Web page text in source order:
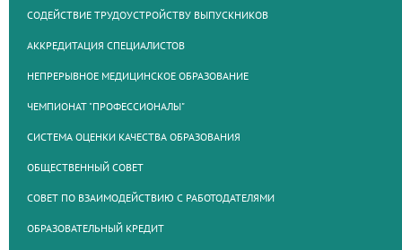
СОДЕЙСТВИЕ ТРУДОУСТРОЙСТВУ ВЫПУСКНИКОВ
АККРЕДИТАЦИЯ СПЕЦИАЛИСТОВ
НЕПРЕРЫВНОЕ МЕДИЦИНСКОЕ ОБРАЗОВАНИЕ
ЧЕМПИОНАТ "ПРОФЕССИОНАЛЫ"
СИСТЕМА ОЦЕНКИ КАЧЕСТВА ОБРАЗОВАНИЯ
ОБЩЕСТВЕННЫЙ СОВЕТ
СОВЕТ ПО ВЗАИМОДЕЙСТВИЮ С РАБОТОДАТЕЛЯМИ
ОБРАЗОВАТЕЛЬНЫЙ КРЕДИТ